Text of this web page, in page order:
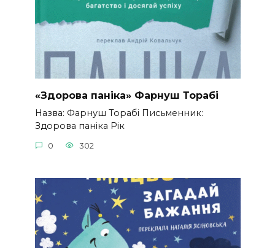
«Здорова паніка» Фарнуш Торабі
Назва: Фарнуш Торабі Письменник:
Здорова паніка Рік
0 302